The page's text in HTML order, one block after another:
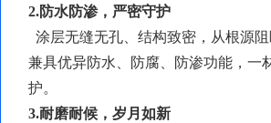
2.防水防渗，严密守护
涂层无缝无孔、结构致密，从根源阻
兼具优异防水、防腐、防渗功能，一
护。
3.耐磨耐候，岁月如新